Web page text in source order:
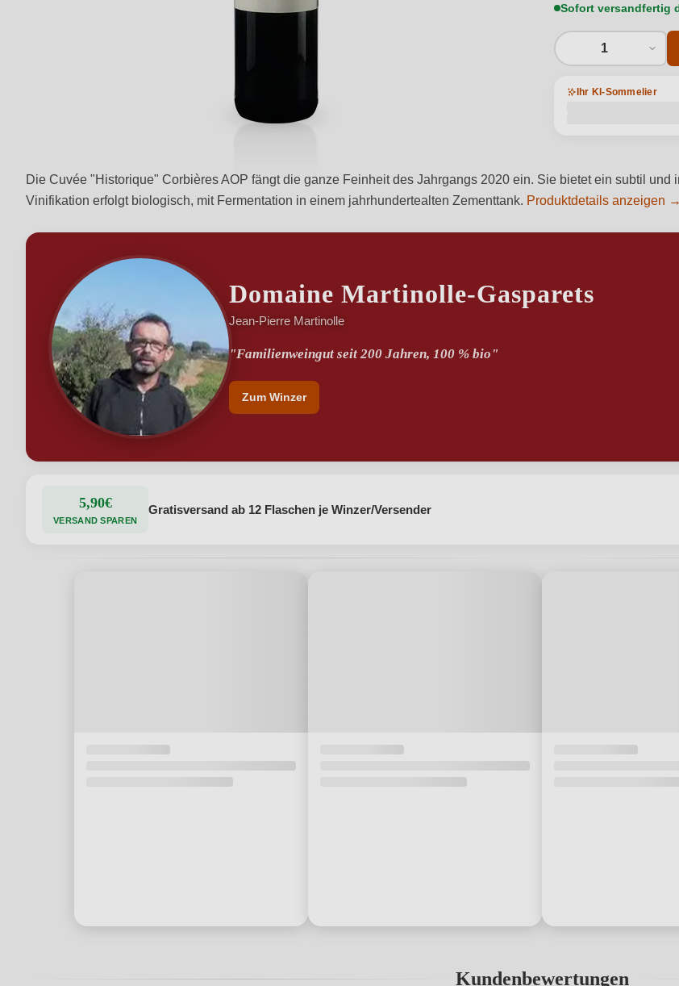
Sofort versandfertig
1
Ihr KI-Sommelier
Die Cuvée "Historique" Corbières AOP fängt die ganze Feinheit des Jahrgangs 2020 ein. Sie bietet ein subtil
Vinifikation erfolgt biologisch, mit Fermentation in einem jahrhundertealten Zementtank. Produktdetails anzeigen →
Domaine Martinolle-Gasparets
Jean-Pierre Martinolle
"Familienweingut seit 200 Jahren, 100 % bio"
"Dolomitkalk- und Sandsteinböden, extreme Wetterbedingungen"
Zum Winzer
5,90€
VERSAND SPAREN
Gratisversand ab 12 Flaschen je Winzer/Versender
Kundenbewertungen